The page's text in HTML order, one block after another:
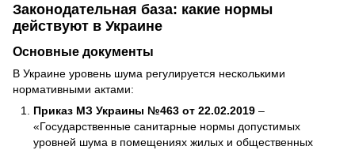
Законодательная база: какие нормы
действуют в Украине
Основные документы
В Украине уровень шума регулируется несколькими
нормативными актами:
Приказ МЗ Украины №463 от 22.02.2019 –
«Государственные санитарные нормы допустимых
уровней шума в помещениях жилых и общественных